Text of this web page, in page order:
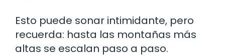
Esto puede sonar intimidante, pero
recuerda: hasta las montañas más
altas se escalan paso a paso.